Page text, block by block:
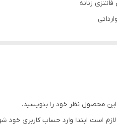
زنانه
این محصول نظر خود را بنویسید.
است ابتدا وارد حساب کاربری خود